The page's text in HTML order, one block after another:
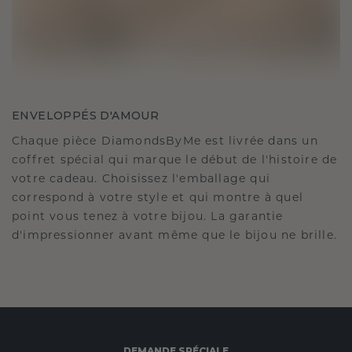
ENVELOPPÉS D'AMOUR
Chaque pièce DiamondsByMe est livrée dans un
coffret spécial qui marque le début de l'histoire de
votre cadeau. Choisissez l'emballage qui
correspond à votre style et qui montre à quel
point vous tenez à votre bijou. La garantie
d'impressionner avant même que le bijou ne brille.